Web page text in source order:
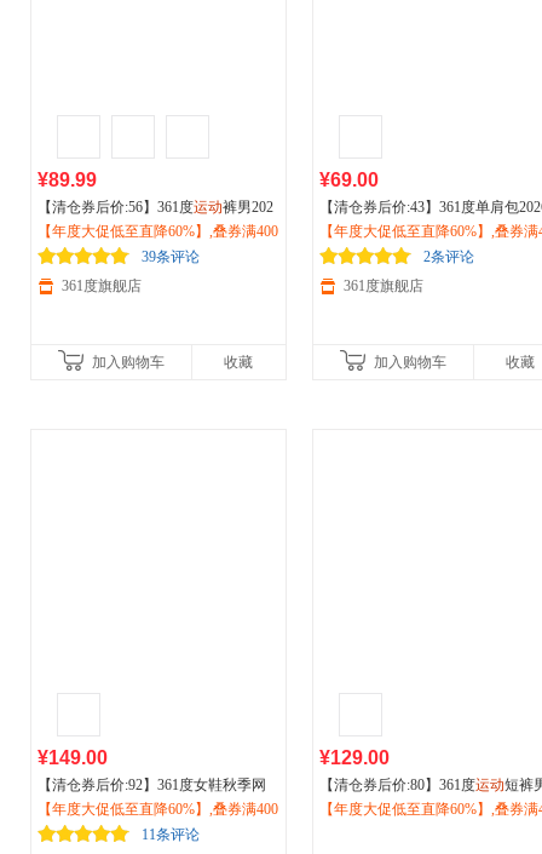
¥89.99
【清仓券后价:56】361度运动裤男202
6夏季新款 冰丝宽松束脚休闲裤户外
徒步工装裤子652429701
【年度大促低至直降60%】,叠券满400
减150/600减230,立即抢购！
39条评论
361度旗舰店
加入购物车 收藏
¥69.00
【清仓券后价:43】361度单肩包
大容量单肩斜跨包男女通勤旅行户
骑行运动包512531033
【年度大促低至直降60%】,叠券满
减150/600减230,立即抢购！
2条评论
361度旗舰店
加入购物车 收藏
¥149.00
【清仓券后价:92】361度女鞋秋季网
面透气轻便运动鞋2026秋季户外减震
防滑跑步鞋682526776
【年度大促低至直降60%】,叠券满400
减150/600减230,立即抢购！
11条评论
¥129.00
【清仓券后价:80】361度运动短裤
026夏新款男子运动透气五分裤户
【年度大促低至直降60%】,叠券满